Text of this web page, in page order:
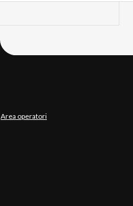
Area operatori